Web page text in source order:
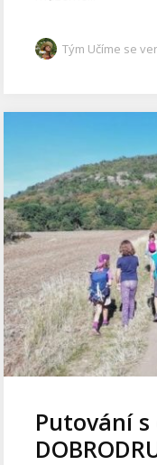
Tým Učíme se
Putování s